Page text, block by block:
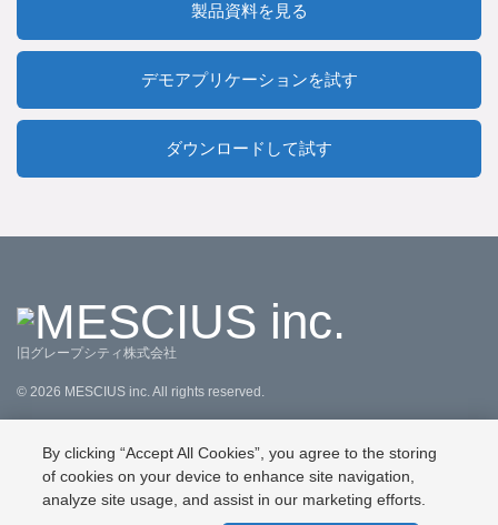
製品資料を見る
デモアプリケーションを試す
ダウンロードして試す
旧グレープシティ株式会社
© 2026 MESCIUS inc. All rights reserved.
プライバシーポリシー
リーガル情報
By clicking “Accept All Cookies”, you agree to the storing
of cookies on your device to enhance site navigation,
analyze site usage, and assist in our marketing efforts.